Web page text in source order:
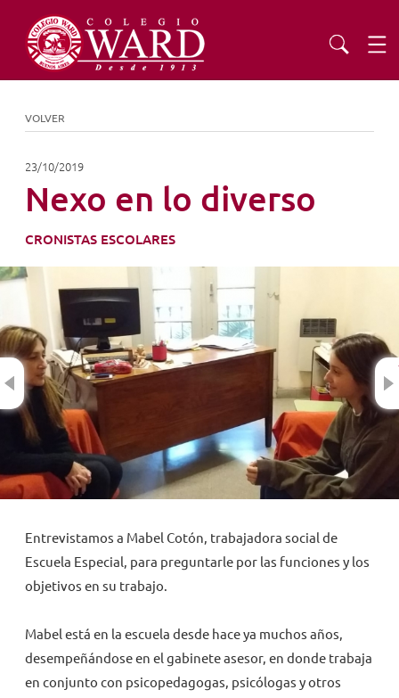
COMUNIDAD
NOVEDADES
TRABAJAR AQUÍ
INTRANET
VOLVER
23/10/2019
Nexo en lo diverso
CRONISTAS ESCOLARES
Previous
Entrevistamos a Mabel Cotón, trabajadora social de
Escuela Especial, para preguntarle por las funciones y los
objetivos en su trabajo.
Mabel está en la escuela desde hace ya muchos años,
desempeñándose en el gabinete asesor, en donde trabaja
en conjunto con psicopedagogas, psicólogas y otros